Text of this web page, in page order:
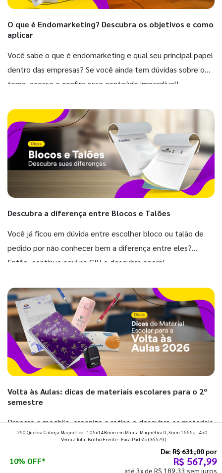
O que é Endomarketing? Descubra os objetivos e como
aplicar
Você sabe o que é endomarketing e qual seu principal papel
dentro das empresas? Se você ainda tem dúvidas sobre o
tema, acesse e confira esse conteúdo imperdível!
Descubra a diferença entre Blocos e Talões
Você já ficou em dúvida entre escolher bloco ou talão de
pedido por não conhecer bem a diferença entre eles?
Então, continue aqui na GIV e descubra agora!
Volta às Aulas: dicas de materiais escolares para o 2º
semestre
Prepare a mochila, organize a rotina e descubra os materiais
que fazem toda diferença para começar o segundo
250 Quebra Cabeça Magnético - 105x148mm em Manta Magnética 0,3mm 1665g - 4x0 -
Verniz Total Brilho Frente - Faca Padrão(36579)
10% OFF*
De: R$ 631,00 por
R$ 567,99
até 3x de R$ 189,33 sem juros